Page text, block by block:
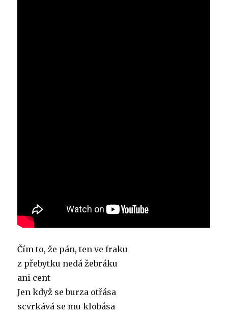
Čím to, že pán, ten ve fraku
z přebytku nedá žebráku
ani cent
Jen když se burza otřása
scvrkává se mu klobása